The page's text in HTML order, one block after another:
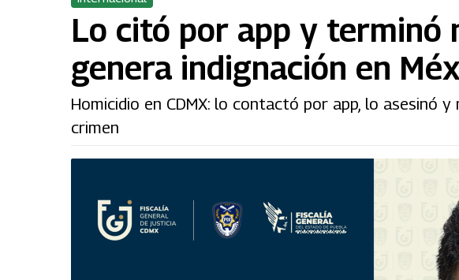
Lo citó por app y terminó
genera indignación en
Homicidio en CDMX: lo contactó por app, lo asesinó
crimen